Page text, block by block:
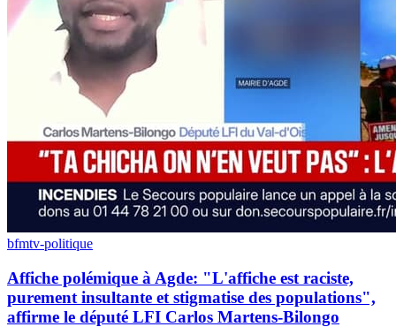
bfmtv-politique
Affiche polémique à Agde: "L'affiche est raciste,
purement insultante et stigmatise des populations",
affirme le député LFI Carlos Martens-Bilongo